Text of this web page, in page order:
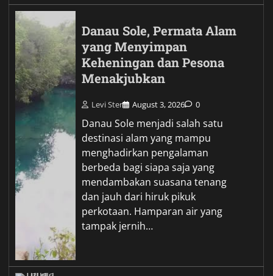
Danau Sole, Permata Alam
yang Menyimpan
Keheningan dan Pesona
Menakjubkan
Levi Ster August 3, 2026 0
Danau Sole menjadi salah satu
destinasi alam yang mampu
menghadirkan pengalaman
berbeda bagi siapa saja yang
mendambakan suasana tenang
dan jauh dari hiruk pikuk
perkotaan. Hamparan air yang
tampak jernih…